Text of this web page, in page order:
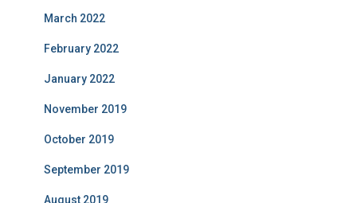
March 2022
February 2022
January 2022
November 2019
October 2019
September 2019
August 2019